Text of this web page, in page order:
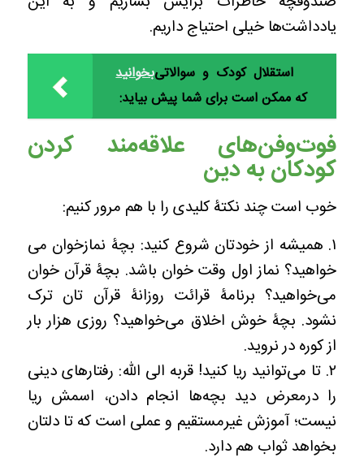
یادداشت‌ها خیلی احتیاج داریم.
بخوانیداستقلال کودک و سوالاتی
که ممکن است برای شما پیش بیاید:
فوت‌وفن‌های علاقه‌مند کردن
کودکان به دین
خوب است چند نکتۀ کلیدی را با هم مرور کنیم:
۱. همیشه از خودتان شروع کنید: بچۀ نمازخوان می
خواهید؟ نماز اول وقت خوان باشد. بچۀ قرآن خوان
می‌خواهید؟ برنامۀ قرائت روزانۀ قرآن تان ترک
نشود. بچۀ خوش اخلاق می‌خواهید؟ روزی هزار بار
از کوره در نروید.
۲. تا می‌توانید ریا کنید! قربه الی الله: رفتارهای دینی
را درمعرض دید بچه‌ها انجام دادن، اسمش ریا
نیست؛ آموزش غیرمستقیم و عملی است که تا دلتان
بخواهد ثواب هم دارد.